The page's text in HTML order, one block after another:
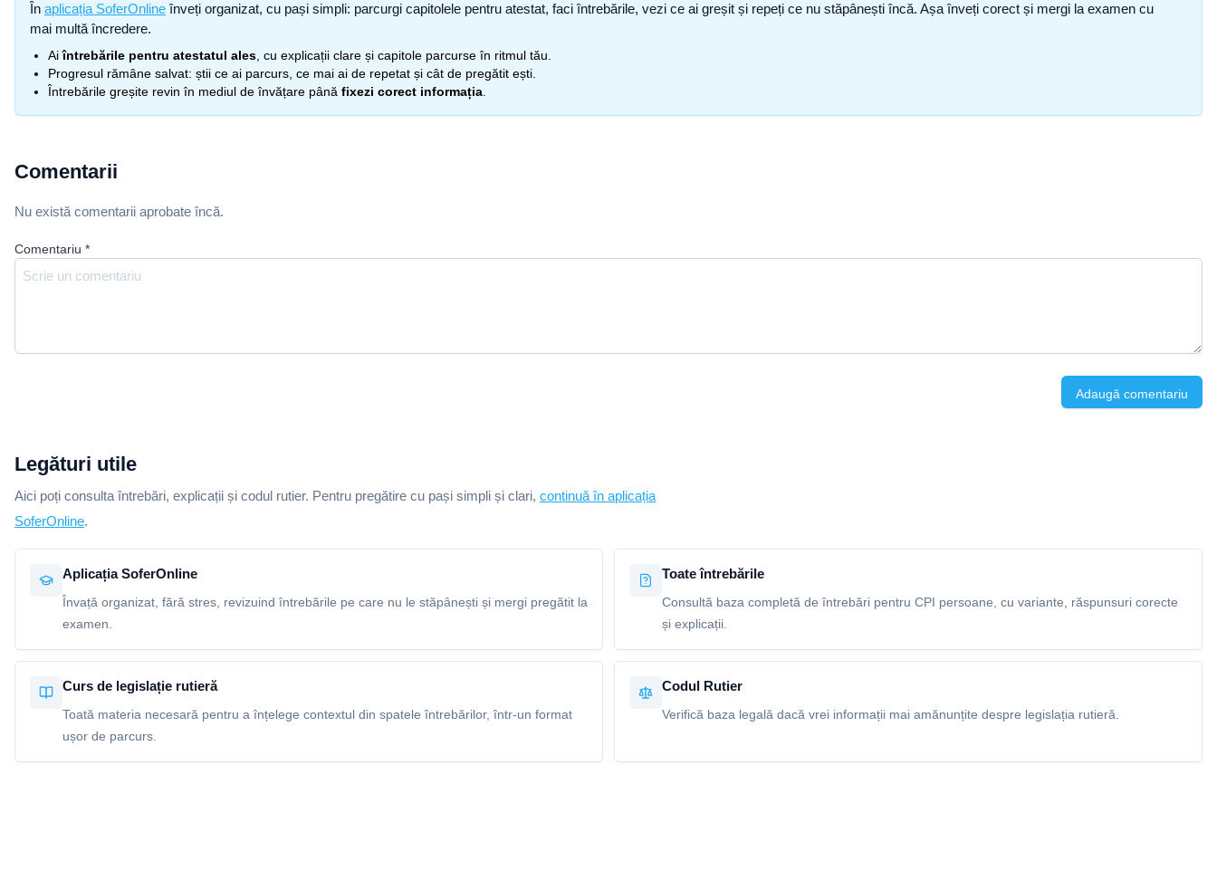
În aplicația SoferOnline înveți organizat, cu pași simpli: parcurgi capitolele pentru atestat, faci întrebările, vezi ce ai greșit și repeți ce nu stăpânești încă. Așa înveți corect și mergi la examen cu
mai multă încredere.
Aiîntrebările pentru atestatul ales , cu explicații clare și capitole parcurse în ritmul tău.
Progresul rămâne salvat: știi ce ai parcurs, ce mai ai de repetat și cât de pregătit ești.
Întrebările greșite revin în mediul de învățare până fixezi corect informația
Comentarii
Nu există comentarii aprobate încă.
Comentariu *
Adaugă comentariu
Legături utile
Aici poți consulta întrebări, explicații și codul rutier. Pentru pregătire cu pași simpli și clari, continuă în aplicația
SoferOnline.
Aplicația SoferOnline
Învață organizat, fără stres, revizuind întrebările pe care nu le stăpânești și mergi pregătit la
examen.
Toate întrebările
Consultă baza completă de întrebări pentru CPI persoane, cu variante, răspunsuri corecte
și explicații.
Curs de legislație rutieră
Toată materia necesară pentru a înțelege contextul din spatele întrebărilor, într-un format
ușor de parcurs.
Codul Rutier
Verifică baza legală dacă vrei informații mai amănunțite despre legislația rutieră.